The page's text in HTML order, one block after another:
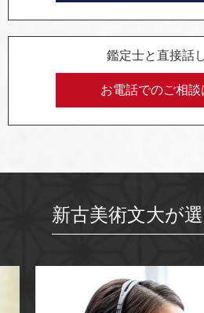
鑑定士と直接話
お電話でのご相談
新古美術文大が